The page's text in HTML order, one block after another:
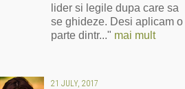
lider si legile dupa care sa
se ghideze. Desi aplicam o
parte dintr..." mai mult
21 JULY, 2017